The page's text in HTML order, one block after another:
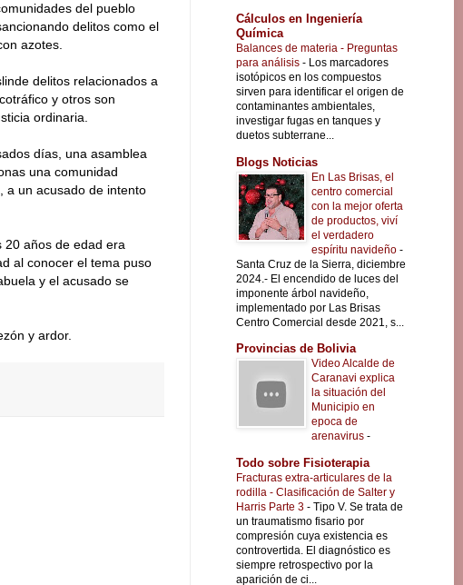
del pueblo
delitos como el
azotes.
delitos relacionados a
y otros son
ordinaria.
días, una asamblea
una comunidad
a un acusado de intento
20 años de edad era
al conocer el tema puso
y el acusado se
y ardor.
Cálculos en Ingeniería
Química
Balances de materia - Preguntas
para análisis - Los marcadores
isotópicos en los compuestos
sirven para identificar el origen de
contaminantes ambientales,
investigar fugas en tanques y
duetos subterrane...
Blogs Noticias
En Las Brisas, el
centro comercial
con la mejor oferta
de productos, viví
el verdadero
espíritu navideño -
Santa Cruz de la Sierra, diciembre
2024.- El encendido de luces del
imponente árbol navideño,
implementado por Las Brisas
Centro Comercial desde 2021, s...
Provincias de Bolivia
Video Alcalde de
Caranavi explica
la situación del
Municipio en
epoca de
arenavirus -
Todo sobre Fisioterapia
Fracturas extra-articulares de la
rodilla - Clasificación de Salter y
Harris Parte 3 - Tipo V. Se trata de
un traumatismo fisario por
compresión cuya existencia es
controvertida. El diagnóstico es
siempre retrospectivo por la
aparición de ci...